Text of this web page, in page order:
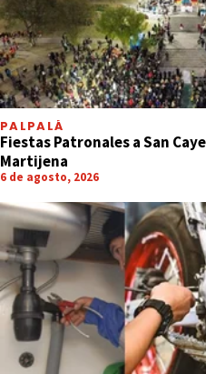
PALPALÁ
Fiestas Patronales a San
Martijena
6 de agosto, 2026